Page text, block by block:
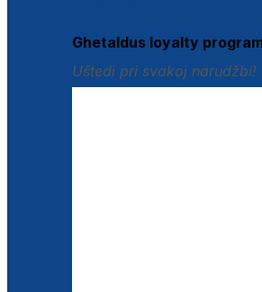
Ghetaldus loyalty
Uštedi pri svakoj narudžbi!